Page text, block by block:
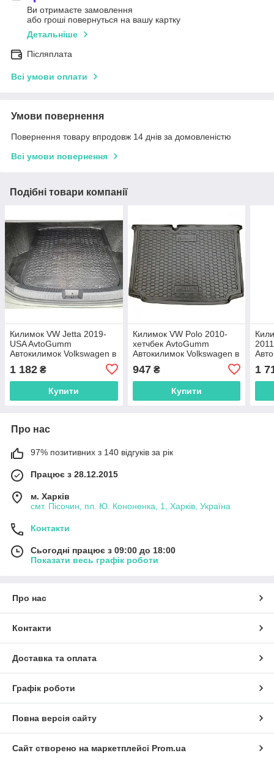
Ви отримаєте замовлення
або гроші повернуться на вашу картку
Детальніше
Післяплата
Всі умови оплати
Умови повернення
Повернення товару впродовж 14 днів за домовленістю
Всі умови повернення
Подібні товари компанії
Килимок VW Jetta 2019-
USA AvtoGumm
Автокилимок Volkswagen в
Джета
1 182 ₴
Купити
Килимок VW Polo 2010-
хетчбек AvtoGumm
Автокилимок Volkswagen в
Поло
947₴
Купити
1
Про нас
97% позитивних з 140 відгуків за рік
Працює з 28.12.2015
м. Харків
смт. Пісочин, пл. Ю. Кононенка, 1, Харків, Україна
Контакти
Сьогодні працює з 09:00 до 18:00
Показати весь графік роботи
Про нас
Контакти
Доставка та оплата
Графік роботи
Повна версія сайту
Сайт створено на маркетплейсі Prom.ua